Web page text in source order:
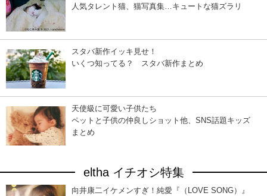
人気タレント猫、猫写真集…キュートな猫ズラリ
スタバ新作イッキ見せ！
いくつ知ってる？ スタバ新作まとめ
天使級に可愛い子供たち
ペットと子供の仲良しショット他、SNS話題キッズ
まとめ
eltha イチオシ特集
向井康二イケメンすぎ！純愛『（LOVE SONG）』